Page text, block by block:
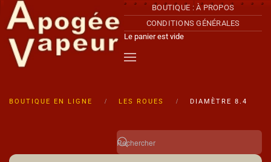
Accéder au contenu principal
BOUTIQUE : À PROPOS
CONDITIONS GÉNÉRALES
Le panier est vide
BOUTIQUE EN LIGNE LES ROUES DIAMÈTRE 8.4